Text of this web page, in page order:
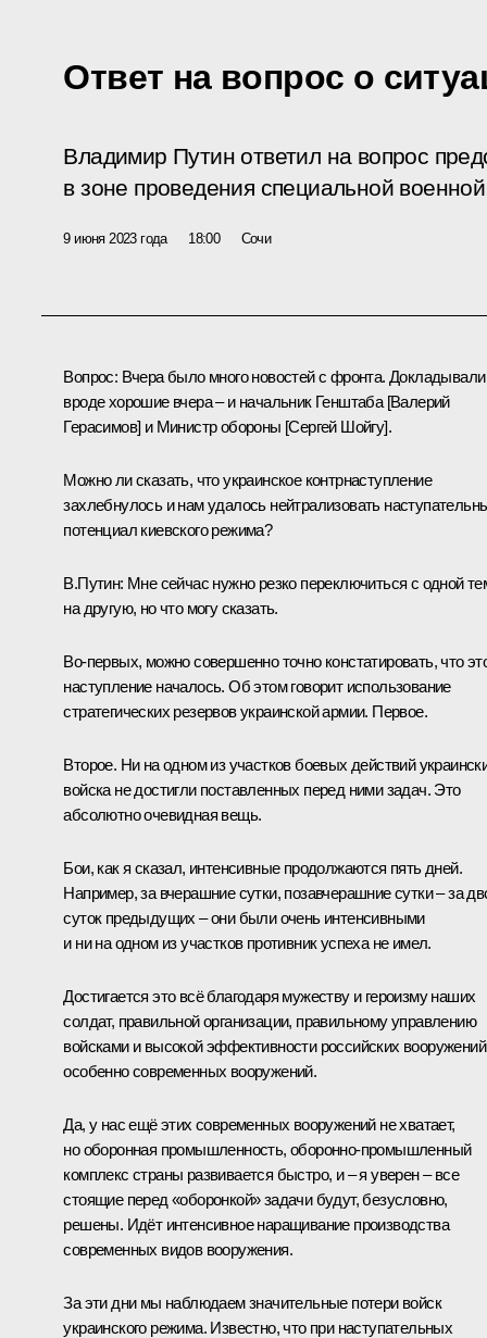
Ответ на вопрос о
Владимир Путин ответил на вопрос
в зоне проведения специальной
9 июня 2023 года 18:00 Сочи
Вопрос: Вчера было много новостей с фронта. Докладывали
вроде хорошие вчера – и начальник Генштаба [Валерий
Герасимов] и Министр обороны [Сергей Шойгу].
Можно ли сказать, что украинское контрнаступление
захлебнулось и нам удалось нейтрализовать
потенциал киевского режима?
В.Путин: Мне сейчас нужно резко переключиться с одной
на другую, но что могу сказать.
Во-первых, можно совершенно точно констатировать, что
наступление началось. Об этом говорит использование
стратегических резервов украинской армии. Первое.
Второе. Ни на одном из участков боевых действий
войска не достигли поставленных перед ними задач. Это
абсолютно очевидная вещь.
Бои, как я сказал, интенсивные продолжаются пять дней.
Например, за вчерашние сутки, позавчерашние сутки – за
суток предыдущих – они были очень интенсивными
и ни на одном из участков противник успеха не имел.
Достигается это всё благодаря мужеству и героизму наших
солдат, правильной организации, правильному управлению
войсками и высокой эффективности российских
особенно современных вооружений.
Да, у нас ещё этих современных вооружений не хватает,
но оборонная промышленность, оборонно-промышленный
комплекс страны развивается быстро, и – я уверен – все
стоящие перед «оборонкой» задачи будут, безусловно,
решены. Идёт интенсивное наращивание производства
современных видов вооружения.
За эти дни мы наблюдаем значительные потери войск
украинского режима. Известно, что при наступательных